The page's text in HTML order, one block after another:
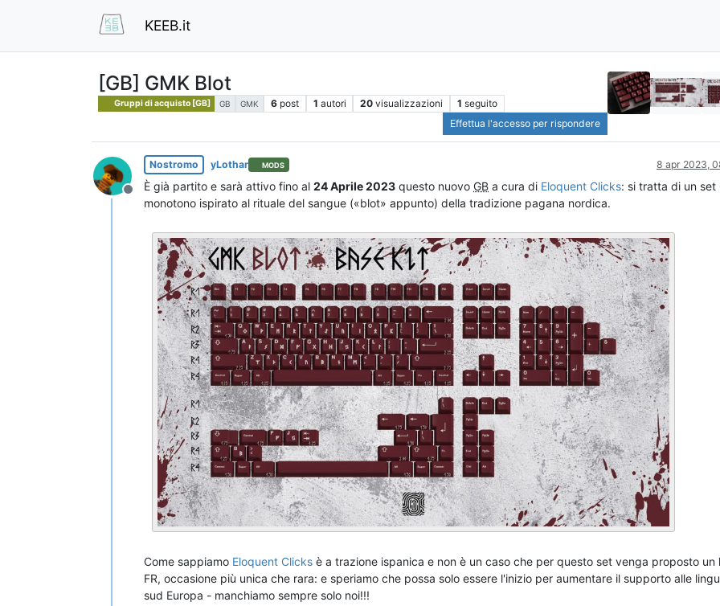
KEEB.it
[GB] GMK Blot
Gruppi di acquisto [GB] GB GMK 6 post 1 autori 20 visualizzazioni 1 seguito
Effettua l'accesso per rispondere
Non in linea
Nostromo yLothar MODS 8 apr 2023,
È già partito e sarà attivo fino al 24 Aprile 2023 questo nuovo GB a cura di Eloquent Clicks: si tratta di un set
monotono ispirato al rituale del sangue («blot» appunto) della tradizione pagana nordica.
Come sappiamo Eloquent Clicks è a trazione ispanica e non è un caso che per questo set venga proposto un
FR, occasione più unica che rara: e speriamo che possa solo essere l'inizio per aumentare il supporto alle
sud Europa - manchiamo sempre solo noi!!!